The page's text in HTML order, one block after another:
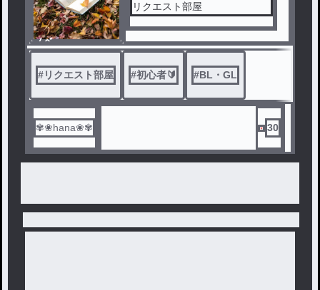
ノベ
ル
リクエスト部屋
#リクエスト部屋 #初心者🔰 #BL・GL
✾❀hana❀✾ 30